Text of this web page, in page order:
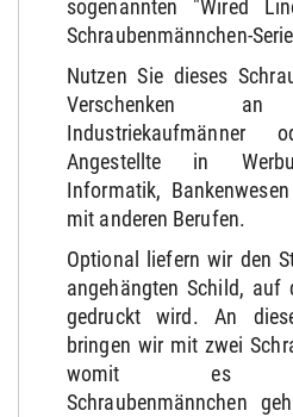
sogenannten "Wired
Schraubenmännchen-
Nutzen Sie dieses
Verschenken an
Angestellte in
Informatik,
mit anderen Berufen.
Optional liefern wir den
angehängten Schild, auf
gedruckt wird. An
bringen wir mit zwei
womit
Schraubenmännchen